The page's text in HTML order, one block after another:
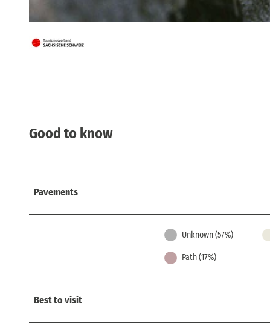
Good to know
Pavements
Unknown (57%)
Path (17%)
Best to visit